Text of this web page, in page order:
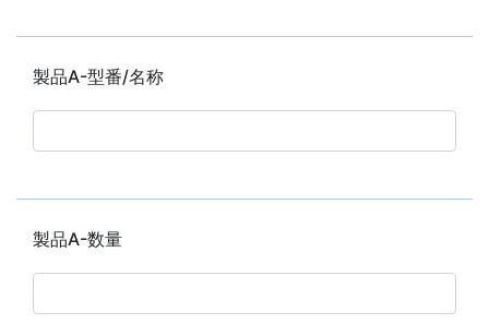
製品A-型番/名称
製品A-数量